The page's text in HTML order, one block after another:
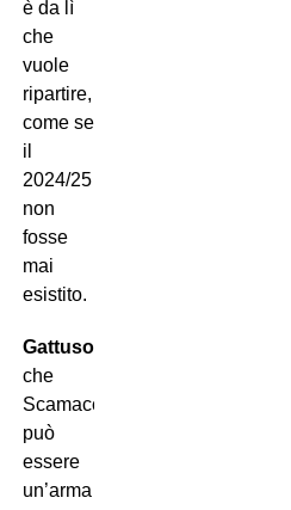
è da lì
che
vuole
ripartire,
come se
il
2024/25
non
fosse
mai
esistito.
Gattusosa
che
Scamacca
può
essere
un’arma